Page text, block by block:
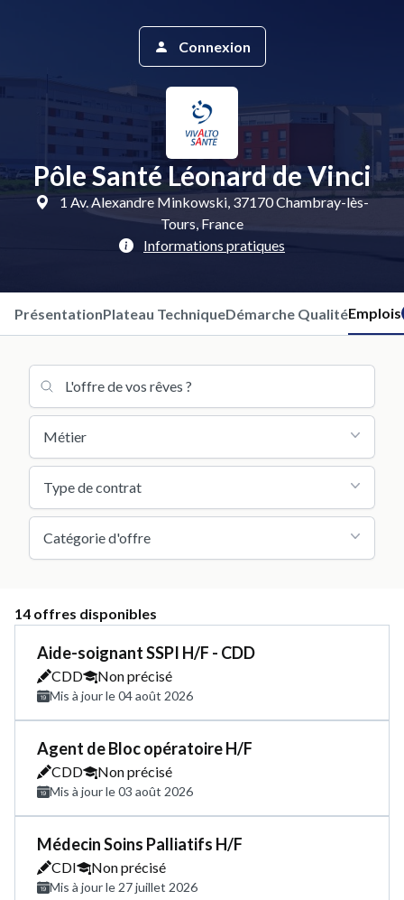
Pôle Santé Léonard de Vinci
1 Av. Alexandre Minkowski, 37170 Chambray-lès-
Tours, France
Informations pratiques
Connexion
PrésentationPlateau TechniqueDémarche QualitéEmplois
Métier
Type de contrat
Catégorie d'offre
14 offres disponibles
Aide-soignant SSPI H/F - CDD
CDD Non précisé
Mis à jour le 04 août 2026
Agent de Bloc opératoire H/F
CDD Non précisé
Mis à jour le 03 août 2026
Médecin Soins Palliatifs H/F
CDI Non précisé
Mis à jour le 27 juillet 2026